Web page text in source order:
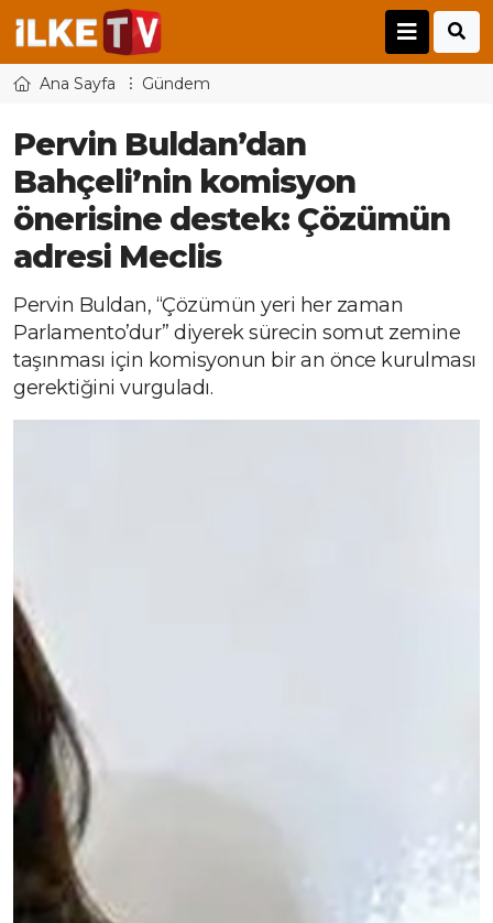
Ana Sayfa Gündem
Pervin Buldan’dan
Bahçeli’nin komisyon
önerisine destek: Çözümün
adresi Meclis
Pervin Buldan, “Çözümün yeri her zaman
Parlamento’dur” diyerek sürecin somut zemine
taşınması için komisyonun bir an önce kurulması
gerektiğini vurguladı.